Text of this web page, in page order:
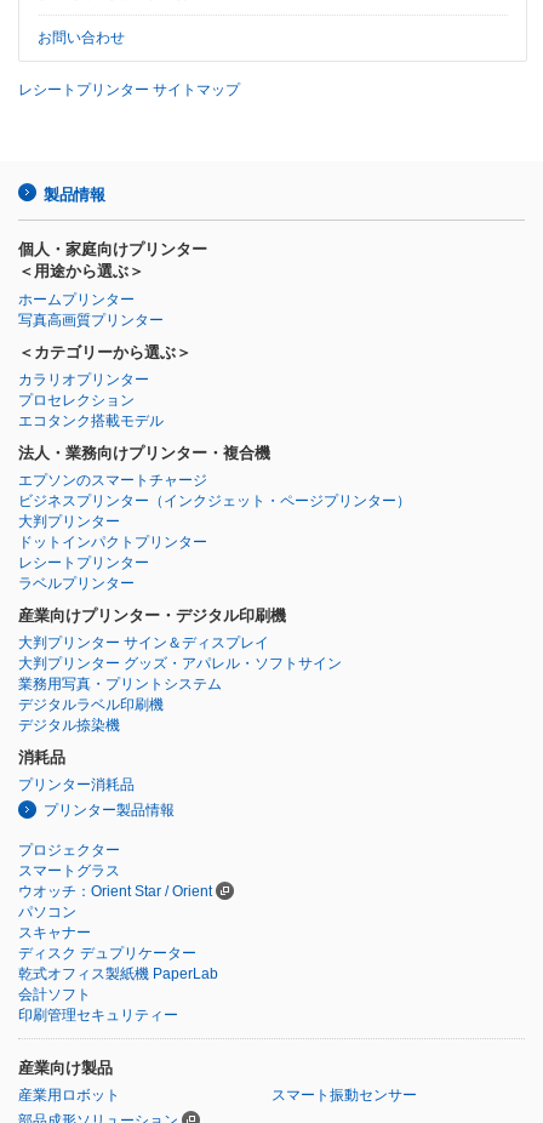
お問い合わせ
レシートプリンター サイトマップ
製品情報
個人・家庭向けプリンター
＜用途から選ぶ＞
ホームプリンター
写真高画質プリンター
＜カテゴリーから選ぶ＞
カラリオプリンター
プロセレクション
エコタンク搭載モデル
法人・業務向けプリンター・複合機
エプソンのスマートチャージ
ビジネスプリンター （インクジェット・ページプリンター）
大判プリンター
ドットインパクトプリンター
レシートプリンター
ラベルプリンター
産業向けプリンター・デジタル印刷機
大判プリンター サイン＆ディスプレイ
大判プリンター グッズ・アパレル・ソフトサイン
業務用写真・プリントシステム
デジタルラベル印刷機
デジタル捺染機
消耗品
プリンター消耗品
プリンター製品情報
プロジェクター
スマートグラス
ウオッチ：Orient Star / Orient
パソコン
スキャナー
ディスク デュプリケーター
乾式オフィス製紙機 PaperLab
会計ソフト
印刷管理セキュリティー
産業向け製品
産業用ロボット
スマート振動センサー